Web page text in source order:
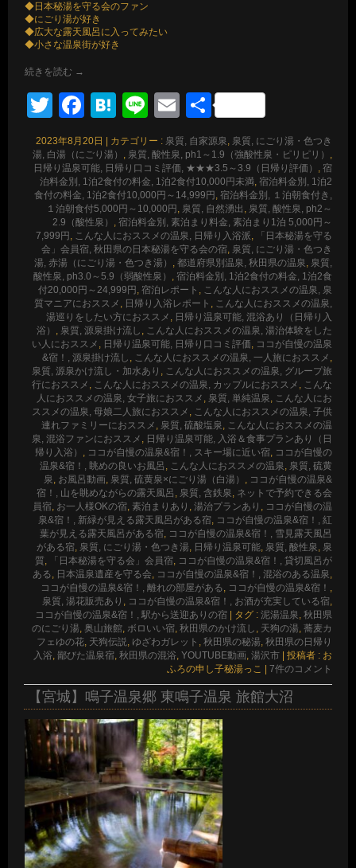
◆日本秘湯を守る会のファン
◆にごり湯が好き
◆広大な露天風呂に入ってみたい
◆小さな温泉街が好き
続きを読む →
TwitterFacebook
Hatena
LineEmail
共
有
2023年8月20日 カテゴリー : 泉質, 自家源泉, 泉質, にごり湯・色つき
湯, 白湯（にごり湯） , 泉質, 酸性泉, ph1～1.9（強酸性泉・ピリピリ） ,
日帰り温泉可能, 日帰り口コミ評価, ★★★3.5～3.9（日帰り評価） , 宿
泊料金別, 1泊2食付の料金, 1泊2食付10,000円未満, 宿泊料金別, 1泊2
食付の料金, 1泊2食付10,000円～14,999円 , 宿泊料金別, １泊朝食付き,
１泊朝食付5,000円～10,000円 , 泉質, 自然湧出 , 泉質, 酸性泉, ph2～
2.9（酸性泉） , 宿泊料金別, 素泊まり料金, 素泊まり1泊 5,000円～
7,999円 , こんな人におススメの温泉, 日帰り入浴派,
「日本秘湯を守る
会」会員宿, 秋田県の日本秘湯を守る会の宿, 泉質, にごり湯・色つき
湯, 赤湯（にごり湯・色つき湯） , 都道府県別温泉, 秋田県の温泉, 泉質,
酸性泉, ph3.0～5.9（弱酸性泉） , 宿泊料金別, 1泊2食付の料金, 1泊2食
付20,000円～24,999円 , 宿泊レポート , こんな人におススメの温泉, 泉
質マニアにおススメ , 日帰り入浴レポート , こんな人におススメの温泉,
湯巡りをしたい方におススメ , 日帰り温泉可能, 混浴あり（日帰り入
浴） , 泉質, 源泉掛け流し , こんな人におススメの温泉, 湯治体験をした
い人におススメ , 日帰り温泉可能, 日帰り口コミ評価, ココが自慢の温泉
&宿！, 源泉掛け流し , こんな人におススメの温泉, 一人旅におススメ ,
泉質, 源泉かけ流し・加水あり , こんな人におススメの温泉, グループ旅
行におススメ , こんな人におススメの温泉, カップルにおススメ , こんな
人におススメの温泉, 女子旅におススメ , 泉質, 単純温泉, こんな人にお
ススメの温泉, 母娘二人旅におススメ , こんな人におススメの温泉, 子供
連れファミリーにおススメ , 泉質, 硫酸塩泉, こんな人におススメの温
泉, 混浴ファンにおススメ , 日帰り温泉可能, 入浴＆食事プランあり（日
帰り入浴） , ココが自慢の温泉&宿！, スキー場に近い宿, ココが自慢の
温泉&宿！, 眺めの良いお風呂 , こんな人におススメの温泉, 泉質, 硫黄
泉, お風呂動画, 泉質, 硫黄泉×にごり湯（白湯） , ココが自慢の温泉&
宿！, 山を眺めながらの露天風呂 , 泉質, 含鉄泉, ネットで予約できる会
員宿, お一人様OKの宿, 素泊まりあり , 湯治プランあり , ココが自慢の温
泉&宿！, 新緑が見える露天風呂がある宿, ココが自慢の温泉&宿！, 紅
葉が見える露天風呂がある宿, ココが自慢の温泉&宿！, 雪見露天風呂
がある宿, 泉質, にごり湯・色つき湯, 日帰り温泉可能, 泉質, 酸性泉, 泉
質, 「日本秘湯を守る会」会員宿, ココが自慢の温泉&宿！, 貸切風呂が
ある, 日本温泉遺産を守る会, ココが自慢の温泉&宿！, 混浴のある温泉,
ココが自慢の温泉&宿！, 離れの部屋がある, ココが自慢の温泉&宿！ ,
泉質, 湯花販売あり , ココが自慢の温泉&宿！, お酒が充実している宿,
ココが自慢の温泉&宿！, 駅から送迎ありの宿
タグ : 泥湯温泉, 秋田県
のにごり湯, 奥山旅館, ボロいい宿, 秋田県のかけ流し , 天狗の湯, 蕎麦カ
フェゆの花, 天狗伝説, ゆざわガレット , 秋田県の秘湯, 秋田県の日帰り
入浴, 鄙びた温泉宿, 秋田県の混浴, YOUTUBE動画, 湯沢市
投稿者 : お
ふろの申し子秘湯っこ
7件のコメント
【宮城】鳴子温泉郷 東鳴子温泉 旅館大沼